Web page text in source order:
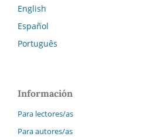
English
Español
Português
Información
Para lectores/as
Para autores/as